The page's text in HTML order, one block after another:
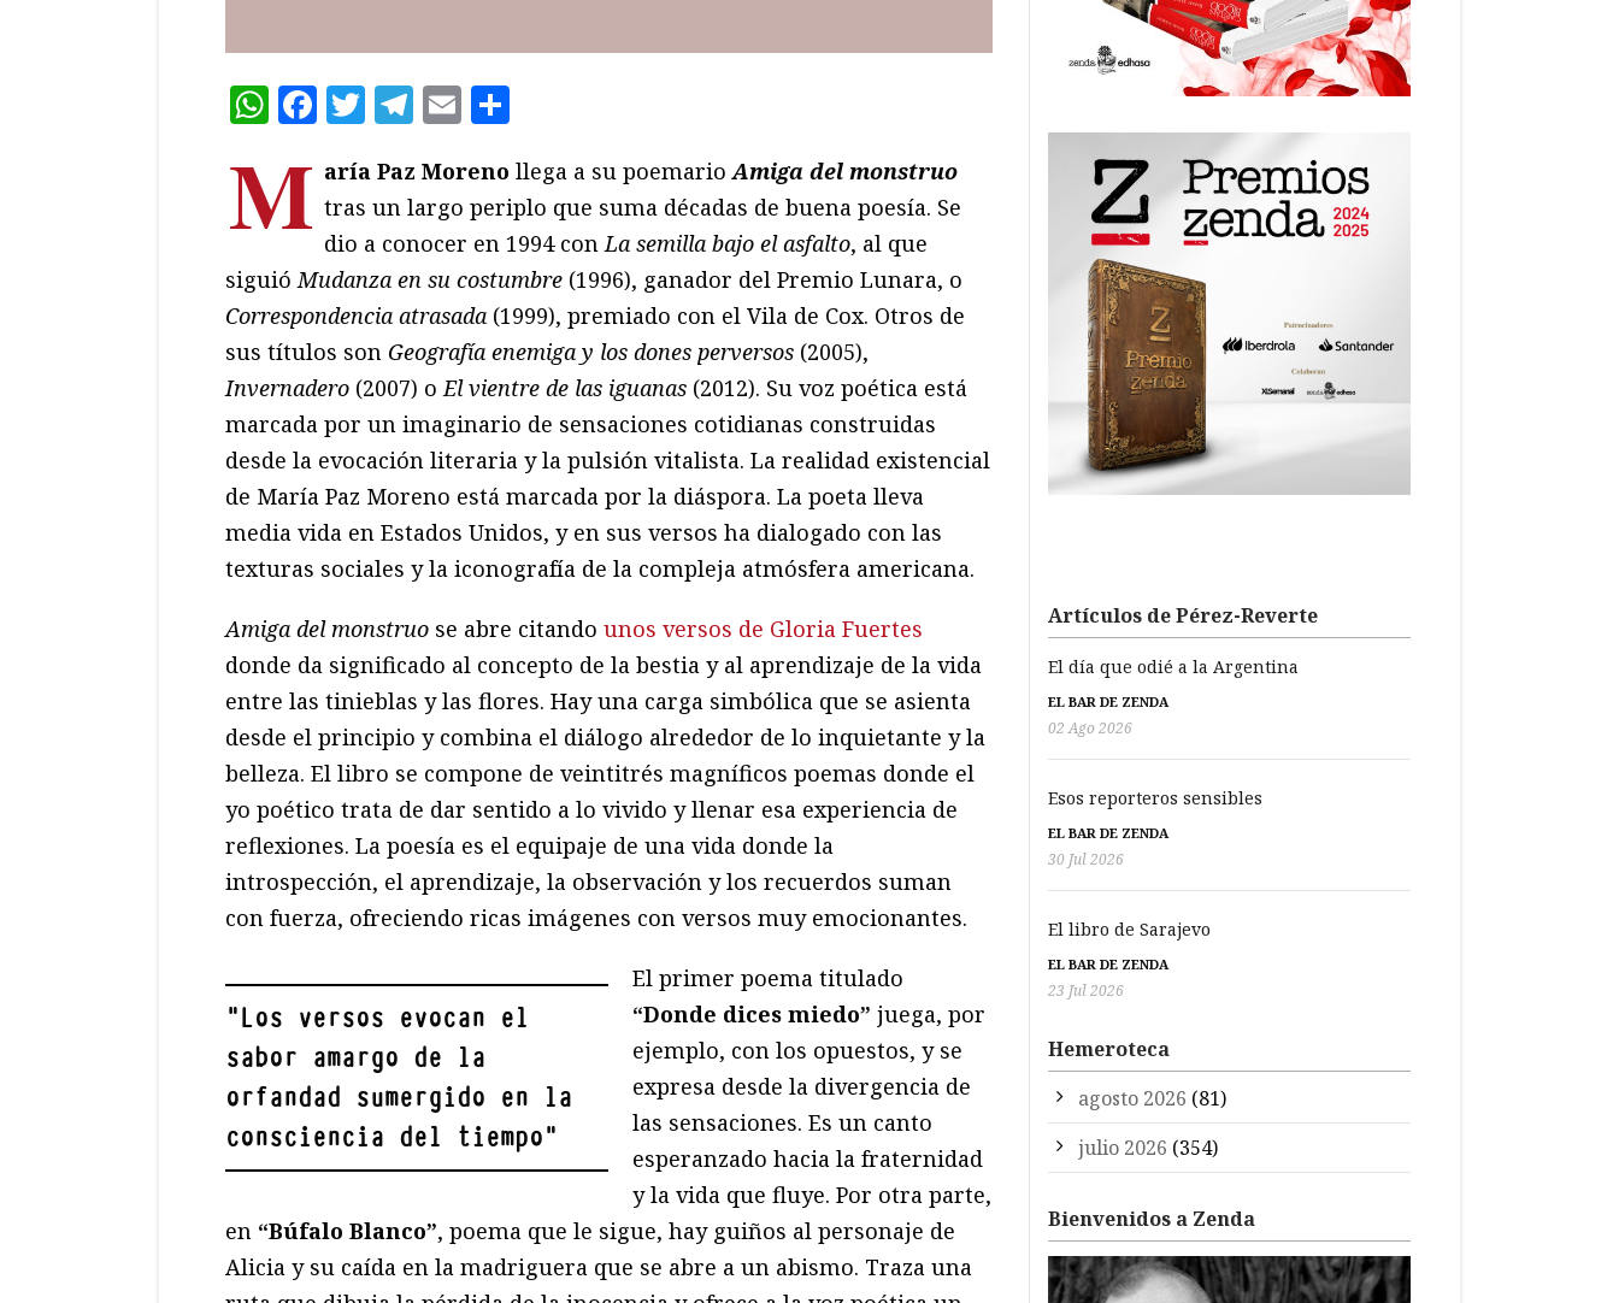
WhatsApp
Facebook
Twitter
Telegram
Email
M aría Paz Moreno llega a su poemarioAmiga del monstruo
tras un largo periplo que suma décadas de buena poesía. Se
dio a conocer en 1994 con La semilla bajo el asfalto, al que
siguió Mudanza en su costumbre (1996), ganador del Premio Lunara, o
Correspondencia atrasada (1999), premiado con el Vila de Cox. Otros de
sus títulos son Geografía enemiga y los dones perversos (2005),
Invernadero (2007) o El vientre de las iguanas (2012). Su voz poética está
marcada por un imaginario de sensaciones cotidianas construidas
desde la evocación literaria y la pulsión vitalista. La realidad existencial
de María Paz Moreno está marcada por la diáspora. La poeta lleva
media vida en Estados Unidos, y en sus versos ha dialogado con las
texturas sociales y la iconografía de la compleja atmósfera americana.
Amiga del monstruo se abre citando unos versos de Gloria Fuertes
donde da significado al concepto de la bestia y al aprendizaje de la vida
entre las tinieblas y las flores. Hay una carga simbólica que se asienta
desde el principio y combina el diálogo alrededor de lo inquietante y la
belleza. El libro se compone de veintitrés magníficos poemas donde el
yo poético trata de dar sentido a lo vivido y llenar esa experiencia de
reflexiones. La poesía es el equipaje de una vida donde la
introspección, el aprendizaje, la observación y los recuerdos suman
con fuerza, ofreciendo ricas imágenes con versos muy emocionantes.
"Los versos evocan el
sabor amargo de la
orfandad sumergido en la
consciencia del tiempo"
El primer poema titulado
“Donde dices miedo” juega, por
ejemplo, con los opuestos, y se
expresa desde la divergencia de
las sensaciones. Es un canto
esperanzado hacia la fraternidad
y la vida que fluye. Por otra parte,
en “Búfalo Blanco”, poema que le sigue, hay guiños al personaje de
Alicia y su caída en la madriguera que se abre a un abismo. Traza una
Artículos de Pérez-Reverte
El día que odié a la Argentina
EL BAR DE ZENDA
02 Ago 2026
Esos reporteros sensibles
EL BAR DE ZENDA
30 Jul 2026
El libro de Sarajevo
EL BAR DE ZENDA
23 Jul 2026
Hemeroteca
agosto 2026 (81)
julio 2026 (354)
Bienvenidos a Zenda